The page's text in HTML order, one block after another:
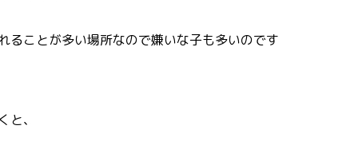
ることが多い場所なので嫌いな子も多いのです
、